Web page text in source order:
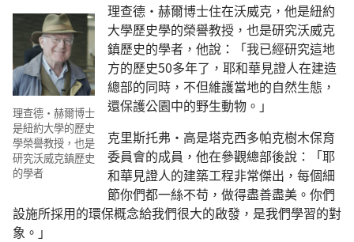
理查德·赫爾博士
是紐約大學的歷史
學榮譽教授，也是
研究沃威克鎮歷史
的學者
理查德·赫爾博士住在沃威克，他是紐約
大學歷史學的榮譽教授，也是研究沃威克
鎮歷史的學者，他說：「我已經研究這地
方的歷史50多年了，耶和華見證人在建造
總部的同時，不但維護當地的自然生態，
還保護公園中的野生動物。」
克里斯托弗·高是塔克西多帕克樹木保育
委員會的成員，他在參觀總部後說：「耶
和華見證人的建築工程非常傑出，每個細
節你們都一絲不苟，做得盡善盡美。你們
設施所採用的環保概念給我們很大的啟發，是我們學習的對
象。」